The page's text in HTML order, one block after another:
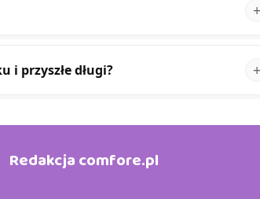
i przyszłe długi?
Redakcja comfore.pl